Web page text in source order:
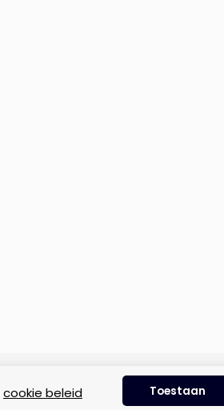
cookie beleid Toestaan
Privacyverklaring